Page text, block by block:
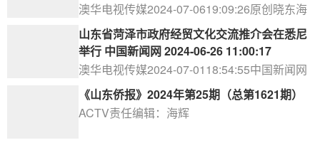
澳华电视传媒2024-07-0619:09:26原创晓东海
纳智库2024年07月...
山东省菏泽市政府经贸文化交流推介会在悉尼
举行 中国新闻网 2024-06-26 11:00:17
澳华电视传媒2024-07-0118:54:55中国新闻网
2024-06-261...
《山东侨报》2024年第25期（总第1621期）
ACTV责任编辑：海辉